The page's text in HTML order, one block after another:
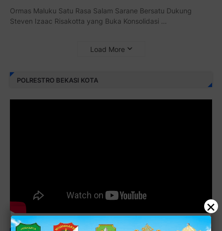
Ormas Maluku Satu Rasa Salam Sarane Bersatu Dukung
Steven Izaac Risakotta yang Buka Konsolidasi …
Load More
POLRESTRO BEKASI KOTA
×